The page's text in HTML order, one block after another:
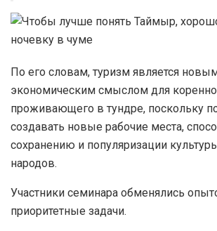
По его словам, туризм является
экономическим смыслом для
проживающего в тундре, поскольку
создавать новые рабочие места,
сохранению и популяризации
народов.
Участники семинара обменялись
приоритетные задачи.